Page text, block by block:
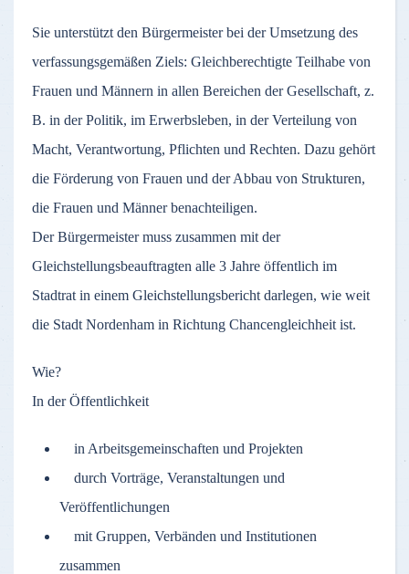
Sie unterstützt den Bürgermeister bei der Umsetzung des
verfassungsgemäßen Ziels: Gleichberechtigte Teilhabe von
Frauen und Männern in allen Bereichen der Gesellschaft, z.
B. in der Politik, im Erwerbsleben, in der Verteilung von
Macht, Verantwortung, Pflichten und Rechten. Dazu gehört
die Förderung von Frauen und der Abbau von Strukturen,
die Frauen und Männer benachteiligen.
Der Bürgermeister muss zusammen mit der
Gleichstellungsbeauftragten alle 3 Jahre öffentlich im
Stadtrat in einem Gleichstellungsbericht darlegen, wie weit
die Stadt Nordenham in Richtung Chancengleichheit ist.
Wie?
In der Öffentlichkeit
in Arbeitsgemeinschaften und Projekten
durch Vorträge, Veranstaltungen und
Veröffentlichungen
mit Gruppen, Verbänden und Institutionen
zusammen